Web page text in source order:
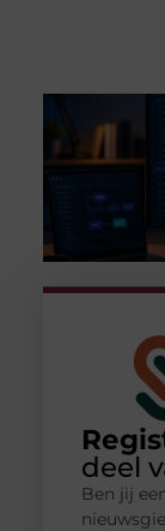
deel
Ben jij